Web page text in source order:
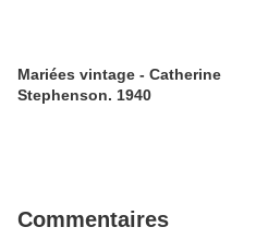
Mariées vintage - Catherine
Stephenson. 1940
Commentaires